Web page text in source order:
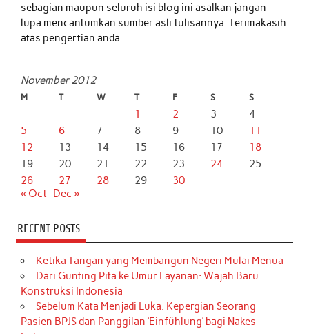
sebagian maupun seluruh isi blog ini asalkan jangan
lupa mencantumkan sumber asli tulisannya. Terimakasih
atas pengertian anda
November 2012
M T W T F S S
1 2 3
4
5
6 7 8 9 10
11
12
13 14 15 16 17
18
19
20 21 22 23 24
25
26
27 28 29
30
« Oct Dec »
RECENT POSTS
Ketika Tangan yang Membangun Negeri Mulai Menua
Dari Gunting Pita ke Umur Layanan: Wajah Baru
Konstruksi Indonesia
Sebelum Kata Menjadi Luka: Kepergian Seorang
Pasien BPJS dan Panggilan ‘Einfühlung’ bagi Nakes